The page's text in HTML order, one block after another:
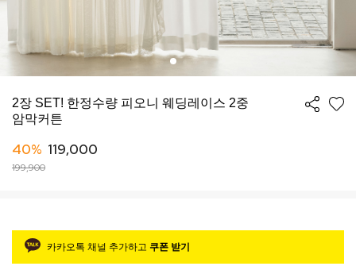
2장 SET! 한정수량 피오니 웨딩레이스 2중
암막커튼
40% 119,000
199,900
카카오톡 채널 추가하고 쿠폰 받기